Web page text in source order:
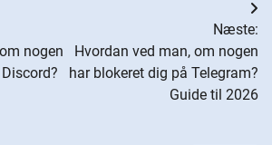
nogen
Næste:
Hvordan ved man, om nogen
har blokeret dig på Telegram?
Guide til 2026